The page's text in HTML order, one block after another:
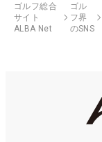
ゴルフ総合
サイト
ALBA Net
ゴル
フ界
のSNS